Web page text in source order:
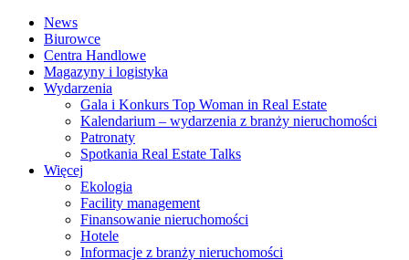
News
Biurowce
Centra Handlowe
Magazyny i logistyka
Wydarzenia
Gala i Konkurs Top Woman in Real Estate
Kalendarium – wydarzenia z branży nieruchomości
Patronaty
Spotkania Real Estate Talks
Więcej
Ekologia
Facility management
Finansowanie nieruchomości
Hotele
Informacje z branży nieruchomości